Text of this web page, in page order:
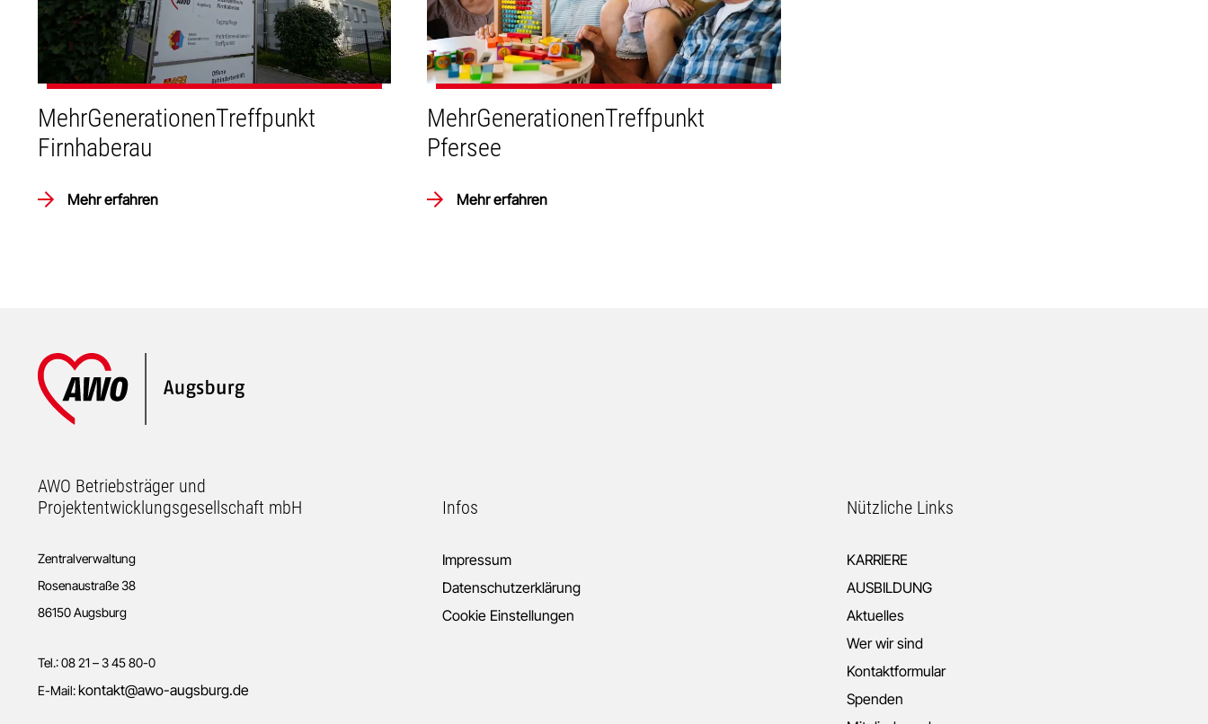
MehrGenerationenTreffpunkt
Firnhaberau
Mehr erfahren
MehrGenerationenTreffpunkt
Pfersee
Mehr erfahren
Footer
AWO Betriebsträger und
Projektentwicklungsgesellschaft mbH
Zentralverwaltung
Rosenaustraße 38
86150 Augsburg
Tel.: 08 21 – 3 45 80-0
E-Mail:kontakt@awo-augsburg.de
Infos
Impressum
Datenschutzerklärung
Cookie Einstellungen
Nützliche Links
KARRIERE
AUSBILDUNG
Aktuelles
Wer wir sind
Kontaktformular
Spenden